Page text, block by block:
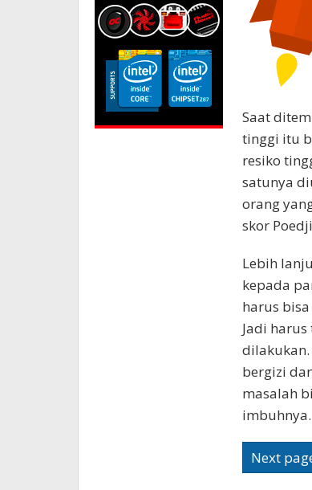
Saat
tinggi itu
resiko
satunya
orang
skor
Lebih
kepada
harus
Jadi
bergizi
masalah
imbuhnya.
Next